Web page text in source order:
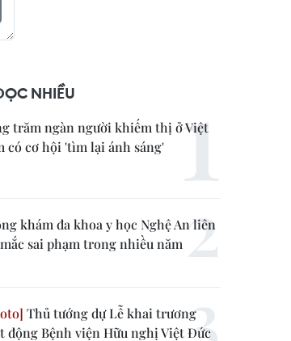
NHIỀU
trăm ngàn người khiếm thị ở Việt
có cơ hội 'tìm lại ánh sáng'
khám đa khoa y học Nghệ An liên
sai phạm trong nhiều năm
Thủ tướng dự Lễ khai trương
động Bệnh viện Hữu nghị Việt Đức